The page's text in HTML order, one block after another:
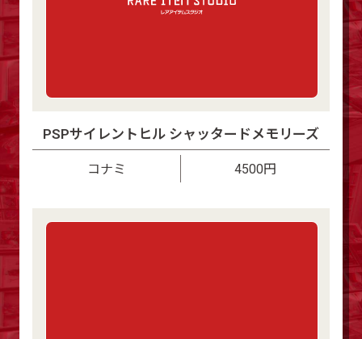
PSPサイレントヒル シャッタードメモリーズ
コナミ 4500円